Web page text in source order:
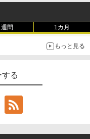
ー・カタログ: 本体ハ
フトウェアのパーフ
エミュレータ紹介
ブラック (2025年発
スプレイ、64GBスト
搭載、明るさ自動調
、プレミアムペン付
週間 1カ月
もっと見る
る